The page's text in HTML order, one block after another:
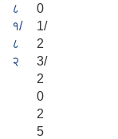
८
१/
८
२
0
1/
2
3/
2
0
2
5